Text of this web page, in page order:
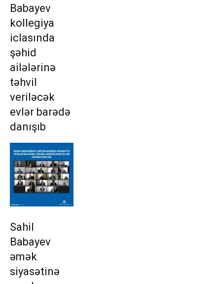
Babayev
kollegiya
iclasında
şəhid
ailələrinə
təhvil
veriləcək
evlər barədə
danışıb
Sahil
Babayev
əmək
siyasətinə